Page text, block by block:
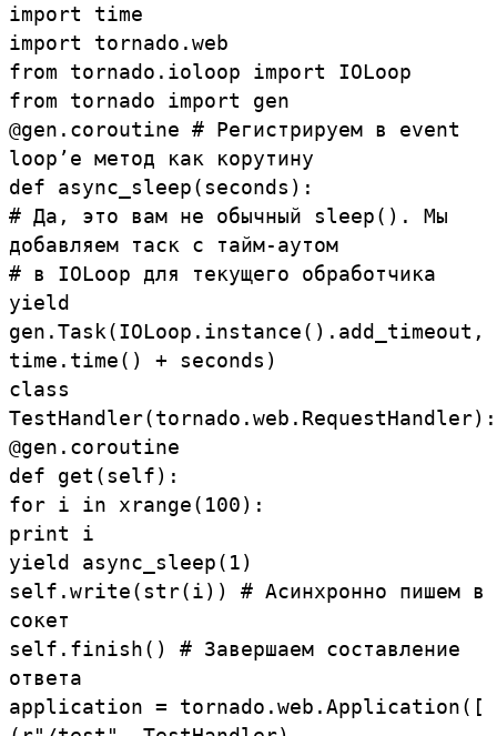
import
time
import
tornado.web
from
tornado. ioloop import
IOLoop
from
tornado import
gen
@gen . coroutine # Регистрируем в event
loop’е метод как корутину
def
async_sleep(seconds ) :
# Да, это вам не обычный sleep(). Мы
добавляем таск с тайм-аутом
# в IOLoop для текущего обработчика
yield
gen .Task(IOLoop . instance() . add_timeout ,
time . time( ) + seconds )
class
TestHandler(tornado .web . RequestHandler) :
@gen . coroutine
def
get (self) :
for i in xrange( 100) :
print
i
yield
async_sleep( 1)
self .write(str(i) ) # Асинхронно пишем в
сокет
self . finish( ) # Завершаем составление
ответа
application = tornado .web .Application( [